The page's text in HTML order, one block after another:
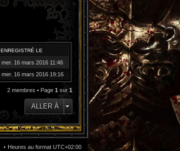
ENREGISTRÉ LE
mer. 16 mars 2016 11:46
mer. 16 mars 2016 19:16
2 membres • Page 1 sur 1
ALLER À
Heures au format UTC+02:00